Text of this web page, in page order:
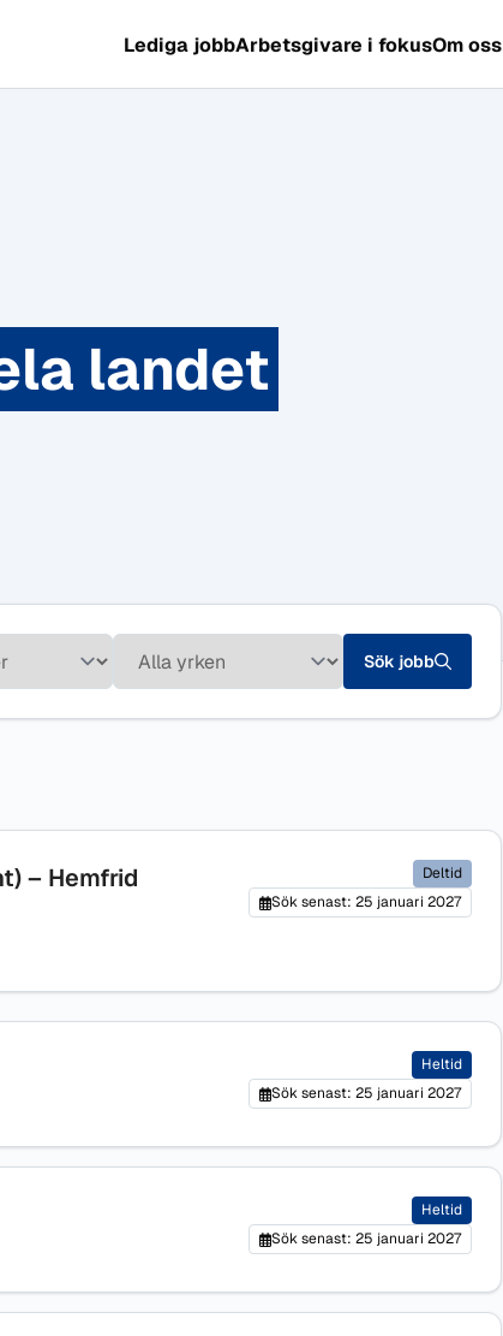
Lediga jobbArbetsgivare i fokusOm oss
landet
Sök jobb
– Hemfrid
Deltid
Sök senast: 25 januari 2027
Heltid
Sök senast: 25 januari 2027
Heltid
Sök senast: 25 januari 2027